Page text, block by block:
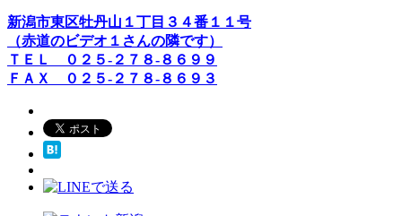
新潟市東区牡丹山１丁目３４番１１号
（赤道のビデオ１さんの隣です）
ＴＥＬ ０２５-２７８-８６９９
ＦＡＸ ０２５-２７８-８６９３